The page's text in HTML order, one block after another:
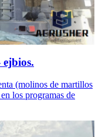
ejbios.
(molinos de martillos
los programas de